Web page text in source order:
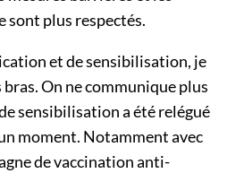
sont plus respectés.
et de sensibilisation, je
bras. On ne communique plus
sensibilisation a été relégué
moment. Notamment avec
de vaccination anti-